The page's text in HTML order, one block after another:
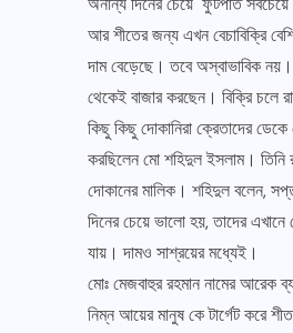
আর শীতের জন্য এখন বেচাবিক্রি
দাম বেড়েছে। তবে অস্বাভাবিক
থেকেই বাজার করছেন। বিক্রি চলে
কিছু কিছু দোকানিরা ক্রেতাদের
করছিলেন মো শহিদুল ইসলাম। তিনি
দোকানের মালিক। শহিদুল বলেন,
দিনের চেয়ে ভালো হয়, তাদের
যায়। দামও সাশ্রয়ের মধ্যেই।
মোঃ মেজবাহুর রহমান নামের আরেক
নিম্ন আয়ের মানুষ কে টার্গেট করে